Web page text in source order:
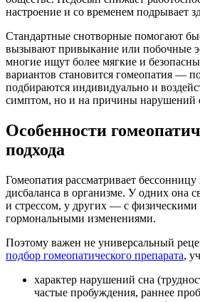
настроение и со временем подрывает
Стандартные снотворные помогают
вызывают привыкание или побочные
многие ищут более мягкие и
вариантов становится гомеопатия —
подбираются индивидуально и
симптом, но и на причины нарушений
Особенности
подхода
Гомеопатия рассматривает бессонницу
дисбаланса в организме. У одних она
и стрессом, у других — с
гормональными изменениями.
Поэтому важен не универсальный
подбор гомеопатического препарата,
характер нарушений сна
частые пробуждения, раннее